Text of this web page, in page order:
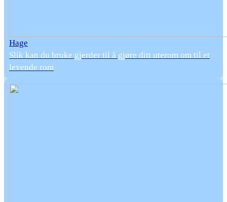
Hage
Slik kan du bruke gjerder til å gjøre ditt uterom om til et
levende rom